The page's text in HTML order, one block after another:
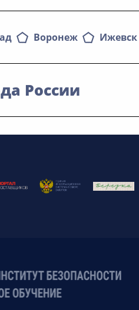
Воронеж Ижевск
России